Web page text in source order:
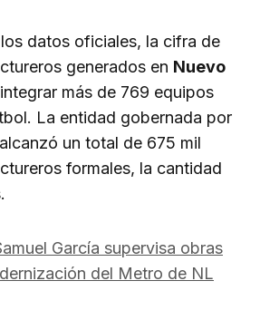
datos oficiales, la cifra de
generados en Nuevo
más de 769 equipos
La entidad gobernada por
alcanzó un total de 675 mil
formales, la cantidad
García supervisa obras
del Metro de NL